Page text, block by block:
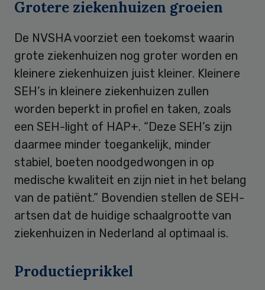
Grotere ziekenhuizen groeien
De NVSHA voorziet een toekomst waarin
grote ziekenhuizen nog groter worden en
kleinere ziekenhuizen juist kleiner. Kleinere
SEH’s in kleinere ziekenhuizen zullen
worden beperkt in profiel en taken, zoals
een SEH-light of HAP+. “Deze SEH’s zijn
daarmee minder toegankelijk, minder
stabiel, boeten noodgedwongen in op
medische kwaliteit en zijn niet in het belang
van de patiënt.” Bovendien stellen de SEH-
artsen dat de huidige schaalgrootte van
ziekenhuizen in Nederland al optimaal is.
Productieprikkel